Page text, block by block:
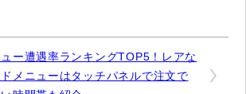
ー遭遇率ランキングTOP5！レアな
メニューはタッチパネルで注文で